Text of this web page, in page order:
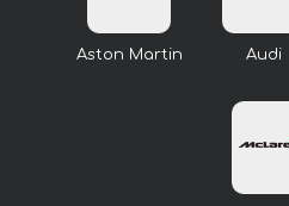
Aston Martin Audi